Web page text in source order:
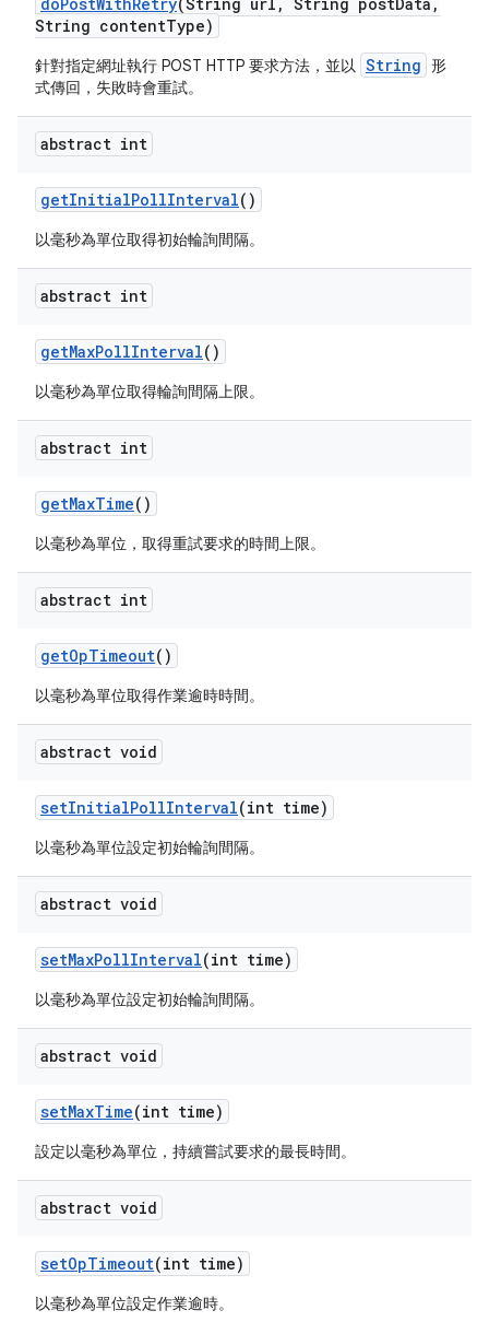
String contentType)
針對指定網址執行 POST HTTP 要求方法，並以 String 形
式傳回，失敗時會重試。
abstract int
getInitialPollInterval()
以毫秒為單位取得初始輪詢間隔。
abstract int
getMaxPollInterval()
以毫秒為單位取得輪詢間隔上限。
abstract int
getMaxTime()
以毫秒為單位，取得重試要求的時間上限。
abstract int
getOpTimeout()
以毫秒為單位取得作業逾時時間。
abstract void
setInitialPollInterval(int time)
以毫秒為單位設定初始輪詢間隔。
abstract void
setMaxPollInterval(int time)
以毫秒為單位設定初始輪詢間隔。
abstract void
setMaxTime(int time)
設定以毫秒為單位，持續嘗試要求的最長時間。
abstract void
setOpTimeout(int time)
以毫秒為單位設定作業逾時。